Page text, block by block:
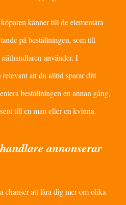
känner till de elementära
på beställningen, som till
använder. I
relevant att du alltid sparar ditt
beställningen en annan gång,
till en man eller en kvinna.
annonserar
chanser att lära dig mer om olika